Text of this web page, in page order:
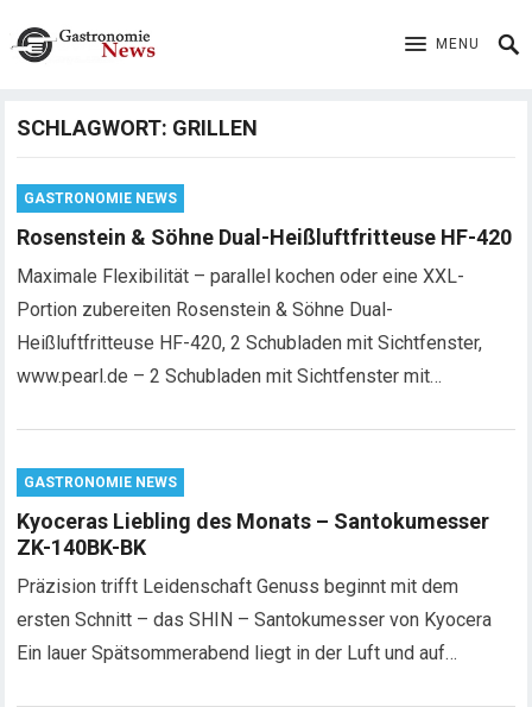
MENU
SCHLAGWORT: GRILLEN
GASTRONOMIE NEWS
Rosenstein & Söhne Dual-Heißluftfritteuse HF-420
Maximale Flexibilität – parallel kochen oder eine XXL-
Portion zubereiten Rosenstein & Söhne Dual-
Heißluftfritteuse HF-420, 2 Schubladen mit Sichtfenster,
www.pearl.de – 2 Schubladen mit Sichtfenster mit…
GASTRONOMIE NEWS
Kyoceras Liebling des Monats – Santokumesser
ZK-140BK-BK
Präzision trifft Leidenschaft Genuss beginnt mit dem
ersten Schnitt – das SHIN – Santokumesser von Kyocera
Ein lauer Spätsommerabend liegt in der Luft und auf…